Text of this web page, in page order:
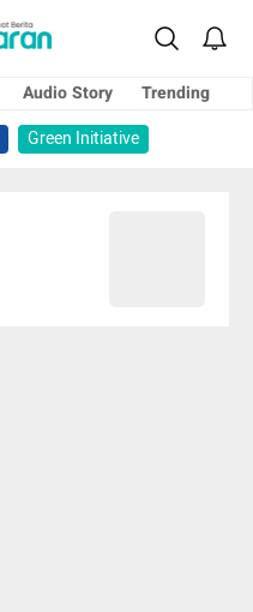
Audio Story
Trending
Green Initiative